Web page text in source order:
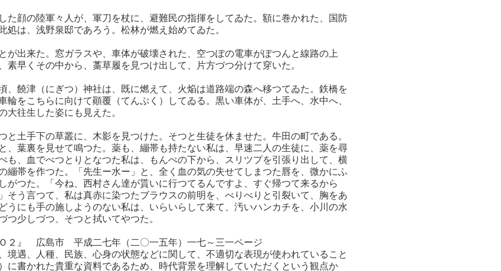
た顔の陸軍々人が、軍刀を杖に、避難民の指揮をしてゐた。額に巻かれた、国防
処は、浅野泉邸であろう。松林が燃え始めてゐた。
が出来た。窓ガラスや、車体が破壊された、空つぽの電車がぽつんと線路の上
素早くその中から、藁草履を見つけ出して、片方づつ分けて穿いた。
、饒津（にぎつ）神社は、既に燃えて、火焔は道路端の森へ移つてゐた。鉄橋を
輪をこちらに向けて顚覆（てんぷく）してゐる。黒い車体が、土手へ、水中へ、
大往生した姿にも見えた。
と土手下の草叢に、木影を見つけた。そつと生徒を休ませた。牛田の町である。
、葉裏を見せて鳴つた。薬も、繃帯も持たない私は、早速二人の生徒に、薬を尋
も、血でべつとりとなつた私は、もんぺの下から、スリツプを引張り出して、横
繃帯を作つた。「先生ー水ー」と、全く血の気の失せてしまつた唇を、微かにふ
がつた。「今ね、西村さん達が貰いに行つてるんですよ、すぐ帰つて来るから
う言つて、私は真赤に染つたブラウスの前明を、べりべりと引裂いて、胸をあ
にも手の施しようのない私は、いらいらして来て、汚いハンカチを、小川の水
つ少しづつ、そつと拭いてやつた。
』 広島市 平成二七年（二〇一五年）一七～三一ページ
境遇、人種、民族、心身の状態などに関して、不適切な表現が使われていること
に書かれた貴重な資料であるため、時代背景を理解していただくという観点か